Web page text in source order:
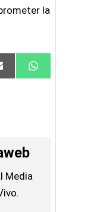
la
Compartir
en
Email
Compartir
en
WhatsApp
Media